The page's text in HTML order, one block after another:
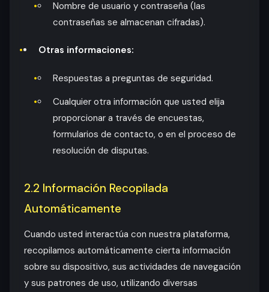
Nombre de usuario y contraseña (las
contraseñas se almacenan cifradas).
Otras informaciones:
Respuestas a preguntas de seguridad.
Cualquier otra información que usted elija
proporcionar a través de encuestas,
formularios de contacto, o en el proceso de
resolución de disputas.
2.2 Información Recopilada
Automáticamente
Cuando usted interactúa con nuestra plataforma,
recopilamos automáticamente cierta información
sobre su dispositivo, sus actividades de navegación
y sus patrones de uso, utilizando diversas